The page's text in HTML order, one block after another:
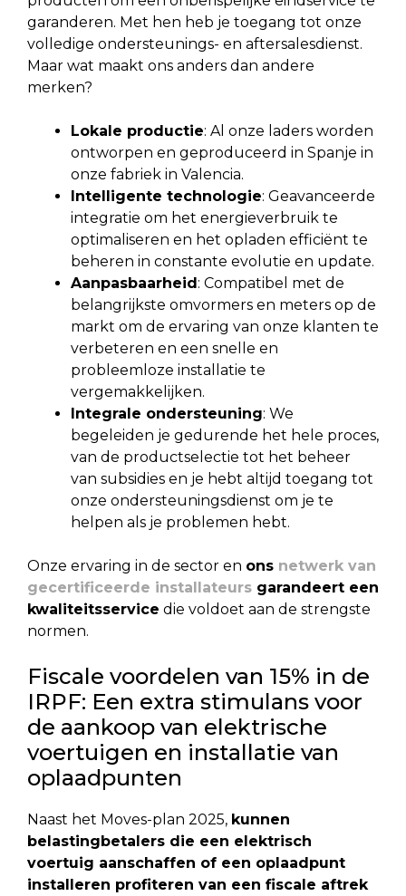
garanderen. Met hen heb je toegang tot onze
volledige ondersteunings- en aftersalesdienst.
Maar wat maakt ons anders dan andere
merken?
Lokale productie: Al onze laders worden
ontworpen en geproduceerd in Spanje in
onze fabriek in Valencia.
Intelligente technologie: Geavanceerde
integratie om het energieverbruik te
optimaliseren en het opladen efficiënt te
beheren in constante evolutie en update.
Aanpasbaarheid: Compatibel met de
belangrijkste omvormers en meters op de
markt om de ervaring van onze klanten te
verbeteren en een snelle en
probleemloze installatie te
vergemakkelijken.
Integrale ondersteuning: We
begeleiden je gedurende het hele proces,
van de productselectie tot het beheer
van subsidies en je hebt altijd toegang tot
onze ondersteuningsdienst om je te
helpen als je problemen hebt.
Onze ervaring in de sector en ons netwerk van
gecertificeerde installateurs garandeert een
kwaliteitsservice die voldoet aan de strengste
normen.
Fiscale voordelen van 15% in de
IRPF: Een extra stimulans voor
de aankoop van elektrische
voertuigen en installatie van
oplaadpunten
Naast het Moves-plan 2025, kunnen
belastingbetalers die een elektrisch
voertuig aanschaffen of een oplaadpunt
installeren profiteren van een fiscale aftrek